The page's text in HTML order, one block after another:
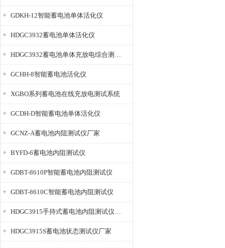
GDKH-12智能蓄电池单体活化仪
HDGC3932蓄电池单体活化仪
HDGC3932蓄电池单体充放电综合测试仪
GCHH-8智能蓄电池活化仪
XGBO系列蓄电池在线充放电测试系统
GCDH-D智能蓄电池单体活化仪
GCNZ-A蓄电池内阻测试仪厂家
BYFD-6蓄电池内阻测试仪
GDBT-8610P智能蓄电池内阻测试仪
GDBT-8610C智能蓄电池内阻测试仪
HDGC3915手持式蓄电池内阻测试仪厂家
HDGC3915S蓄电池状态测试仪厂家